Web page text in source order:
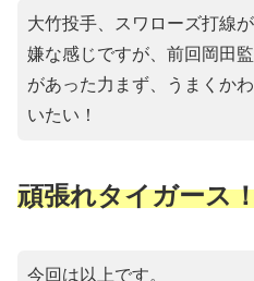
大竹投手、スワローズ打線
嫌な感じですが、前回岡田
があった力まず、うまくか
いたい！
頑張れタイガース
今回は以上です。